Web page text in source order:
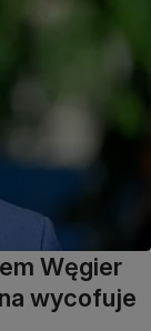
Węgier
wycofuje